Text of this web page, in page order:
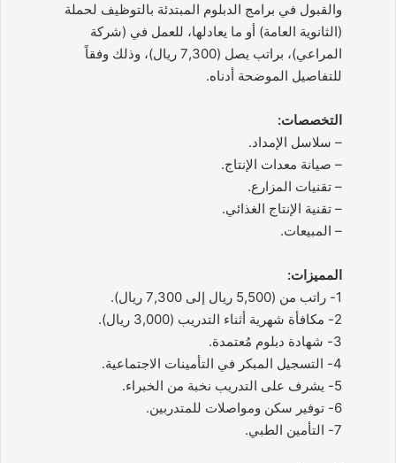
والقبول في برامج الدبلوم المبتدئة بالتوظيف لحملة
(الثانوية العامة) أو ما يعادلها، للعمل في (شركة
المراعي)، براتب يصل (7,300 ريال)، وذلك وفقاً
للتفاصيل الموضحة أدناه.
التخصصات:
– سلاسل الإمداد.
– صيانة معدات الإنتاج.
– تقنيات المزارع.
– تقنية الإنتاج الغذائي.
– المبيعات.
المميزات:
1- راتب من (5,500 ريال إلى 7,300 ريال).
2- مكافأة شهرية أثناء التدريب (3,000 ريال).
3- شهادة دبلوم مُعتمدة.
4- التسجيل المبكر في التأمينات الاجتماعية.
5- يشرف على التدريب نخبة من الخبراء.
6- توفير سكن ومواصلات للمتدربين.
7- التأمين الطبي.